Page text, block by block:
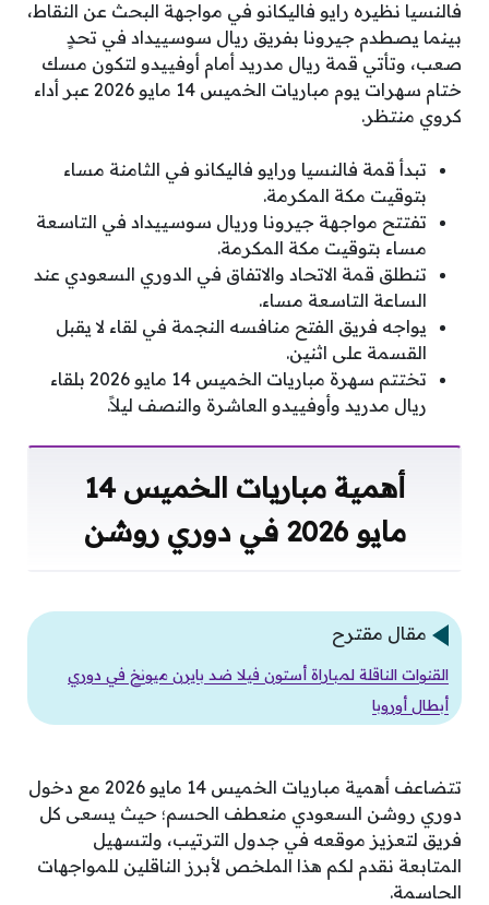
فالنسيا نظيره رايو فاليكانو في مواجهة البحث عن النقاط،
بينما يصطدم جيرونا بفريق ريال سوسييداد في تحدٍ
صعب، وتأتي قمة ريال مدريد أمام أوفييدو لتكون مسك
ختام سهرات يوم مباريات الخميس 14 مايو 2026 عبر أداء
كروي منتظر.
تبدأ قمة فالنسيا ورايو فاليكانو في الثامنة مساء
بتوقيت مكة المكرمة.
تفتتح مواجهة جيرونا وريال سوسييداد في التاسعة
مساء بتوقيت مكة المكرمة.
تنطلق قمة الاتحاد والاتفاق في الدوري السعودي عند
الساعة التاسعة مساء.
يواجه فريق الفتح منافسه النجمة في لقاء لا يقبل
القسمة على اثنين.
تختتم سهرة مباريات الخميس 14 مايو 2026 بلقاء
ريال مدريد وأوفييدو العاشرة والنصف ليلاً.
أهمية مباريات الخميس 14
مايو 2026 في دوري روشن
مقال مقترح
القنوات الناقلة لمباراة أستون فيلا ضد بايرن ميونخ في دوري
أبطال أوروبا
تتضاعف أهمية مباريات الخميس 14 مايو 2026 مع دخول
دوري روشن السعودي منعطف الحسم؛ حيث يسعى كل
فريق لتعزيز موقعه في جدول الترتيب، ولتسهيل
المتابعة نقدم لكم هذا الملخص لأبرز الناقلين للمواجهات
الحاسمة.